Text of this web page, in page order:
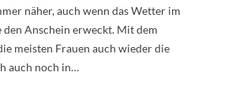
näher, auch wenn das Wetter im
Anschein erweckt. Mit dem
meisten Frauen auch wieder die
auch noch in…